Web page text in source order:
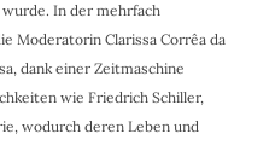
In der mehrfach
Moderatorin Clarissa Corrêa da
dank einer Zeitmaschine
wie Friedrich Schiller,
wodurch deren Leben und